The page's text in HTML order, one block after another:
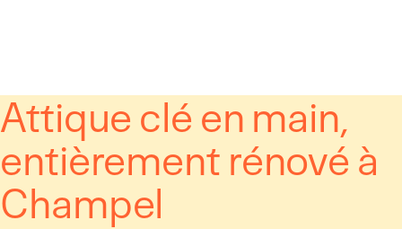
Attique clé en main,
entièrement rénové à
Champel